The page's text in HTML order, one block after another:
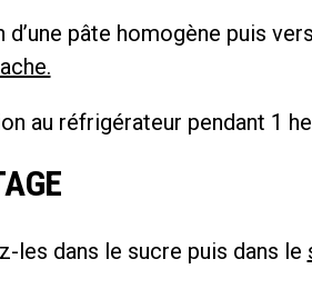
d’une pâte homogène puis
au réfrigérateur pendant 1
les dans le sucre puis dans le